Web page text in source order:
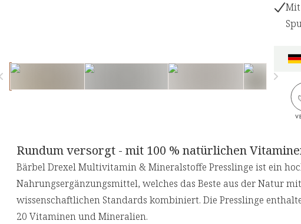
Rundum versorgt - mit 100 % natürlichen
Bärbel Drexel Multivitamin & Mineralstoffe Presslinge ist ein
Nahrungsergänzungsmittel, welches das Beste aus der Natur
wissenschaftlichen Standards kombiniert. Die Presslinge
20 Vitaminen und Mineralien.